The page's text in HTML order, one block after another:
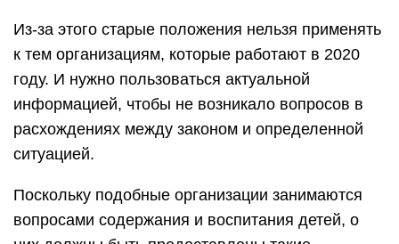
Из-за этого старые положения нельзя применять
к тем организациям, которые работают в 2020
году. И нужно пользоваться актуальной
информацией, чтобы не возникало вопросов в
расхождениях между законом и определенной
ситуацией.
Поскольку подобные организации занимаются
вопросами содержания и воспитания детей, о